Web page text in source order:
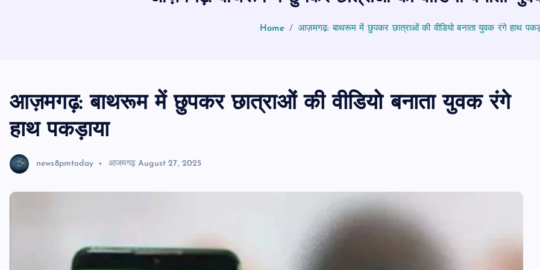
Home आज़मगढ़: बाथरूम में छुपकर छात्राओं की वीडियो बनाता युवक रंगे हाथ
आज़मगढ़: बाथरूम में छुपकर छात्राओं की वीडियो बनाता युवक रंगे
हाथ पकड़ाया
news8pmtoday आजमगढ़ August 27, 2025